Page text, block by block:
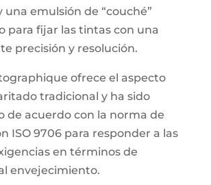
una emulsión de “couché”
para fijar las tintas con una
precisión y resolución.
ofrece el aspecto
tradicional y ha sido
de acuerdo con la norma de
ISO 9706 para responder a las
en términos de
envejecimiento.